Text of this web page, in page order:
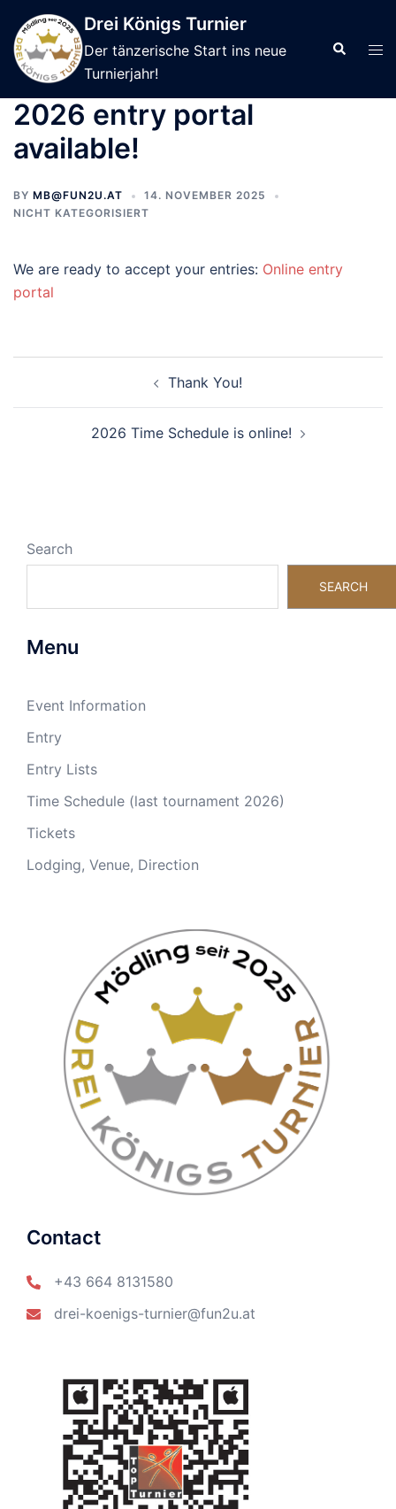
content
Drei Königs Turnier
Der tänzerische Start ins neue
Turnierjahr!
Search
2026 entry portal
available!
BY MB@FUN2U.AT
14. NOVEMBER 2025
NICHT KATEGORISIERT
We are ready to accept your entries: Online entry
portal
Thank You!
2026 Time Schedule is online!
Search
SEARCH
Menu
Event Information
Entry
Entry Lists
Time Schedule (last tournament 2026)
Tickets
Lodging, Venue, Direction
Contact
+43 664 8131580
drei-koenigs-turnier@fun2u.at